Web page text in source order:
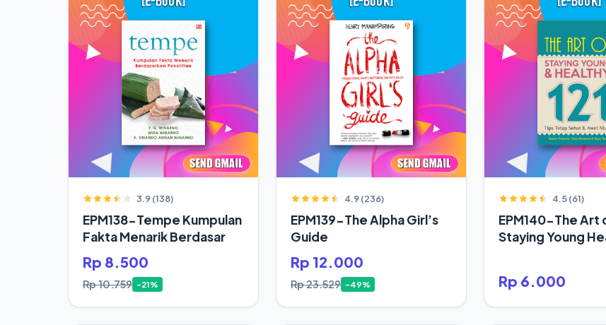
3.9 (138)
EPM138-Tempe Kumpulan
Fakta Menarik Berdasar
Rp 8.500
Rp 10.759 -21%
4.9 (236)
EPM139-The Alpha Girl’s
Guide
Rp 12.000
Rp 23.529 -49%
4.5 (61)
EPM140-The Art
Staying Young
Rp 6.000